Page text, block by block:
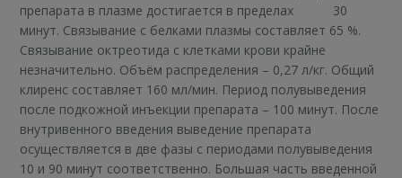
препарата в плазме достигается в пределах 30
минут. Связывание с белками плазмы составляет 65 %.
Связывание октреотида с клетками крови крайне
незначительно. Объём распределения – 0,27 л/кг. Общий
клиренс составляет 160 мл/мин. Период полувыведения
после подкожной инъекции препарата – 100 минут. После
внутривенного введения выведение препарата
осуществляется в две фазы с периодами полувыведения
10 и 90 минут соответственно. Большая часть введенной